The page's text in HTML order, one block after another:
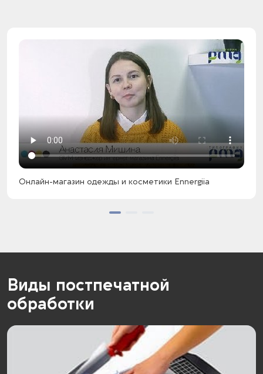
Онлайн-магазин одежды и косметики Ennergiia
Виды постпечатной
обработки